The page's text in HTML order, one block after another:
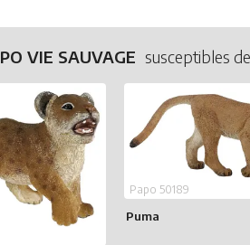
VIE SAUVAGE susceptibles
Puma
Papo 50189